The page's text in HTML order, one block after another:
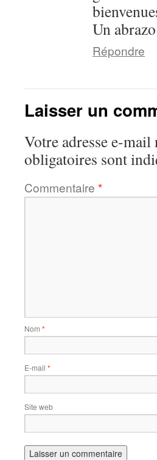
Un abrazo
Répondre
Laisser un
Votre adresse e-mail
obligatoires sont
Commentaire *
Nom *
E-mail *
Site web